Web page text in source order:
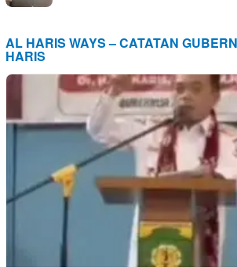
AL HARIS WAYS – CATATAN
HARIS